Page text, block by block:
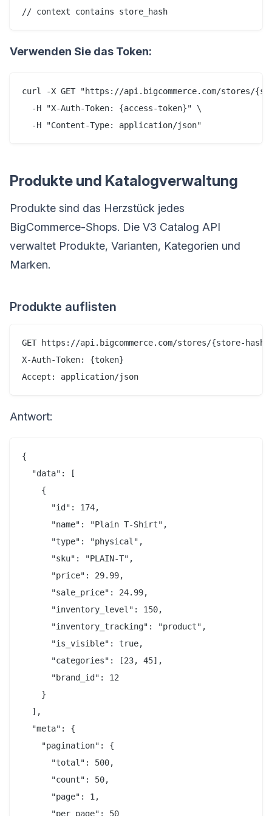
Verwenden Sie das Token:
curl -X GET "https://api.bigcommerce.com/stores/
  -H "X-Auth-Token: {access-token}" \
Produkte und Katalogverwaltung
Produkte sind das Herzstück jedes
BigCommerce-Shops. Die V3 Catalog API
verwaltet Produkte, Varianten, Kategorien und
Marken.
Produkte auflisten
GET https://api.bigcommerce.com/stores/{store-
X-Auth-Token: {token}
Antwort:
{
  "data": [
    {
      "id": 174,
      "name": "Plain T-Shirt",
      "type": "physical",
      "sku": "PLAIN-T",
      "price": 29.99,
      "sale_price": 24.99,
      "inventory_level": 150,
      "inventory_tracking": "product",
      "is_visible": true,
      "categories": [23, 45],
      "brand_id": 12
    }
  ],
  "meta": {
    "pagination": {
      "total": 500,
      "count": 50,
      "page": 1,
      "per_page": 50